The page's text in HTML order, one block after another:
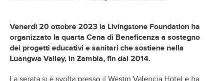
Venerdì 20 ottobre 2023 la Livingstone Foundation ha
organizzato la quarta Cena di Beneficenza a sostegno
dei progetti educativi e sanitari che sostiene nella
Luangwa Valley, in Zambia, fin dal 2014.
La serata si è svolta presso il Westin Valencia Hotel e ha